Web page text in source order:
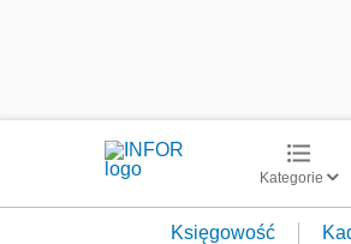
Kategorie
Księgowość